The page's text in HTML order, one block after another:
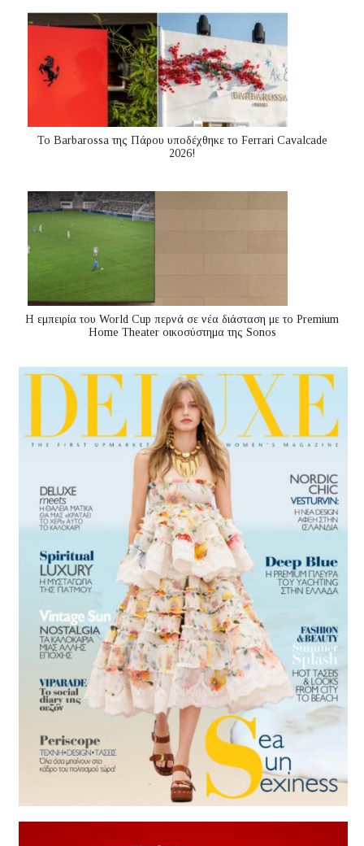
Το Barbarossa της Πάρου υποδέχθηκε το Ferrari Cavalcade
2026!
Η εμπειρία του World Cup περνά σε νέα διάσταση με το Premium
Home Theater οικοσύστημα της Sonos